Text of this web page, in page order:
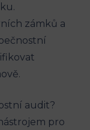
zámků a
audit?
pro